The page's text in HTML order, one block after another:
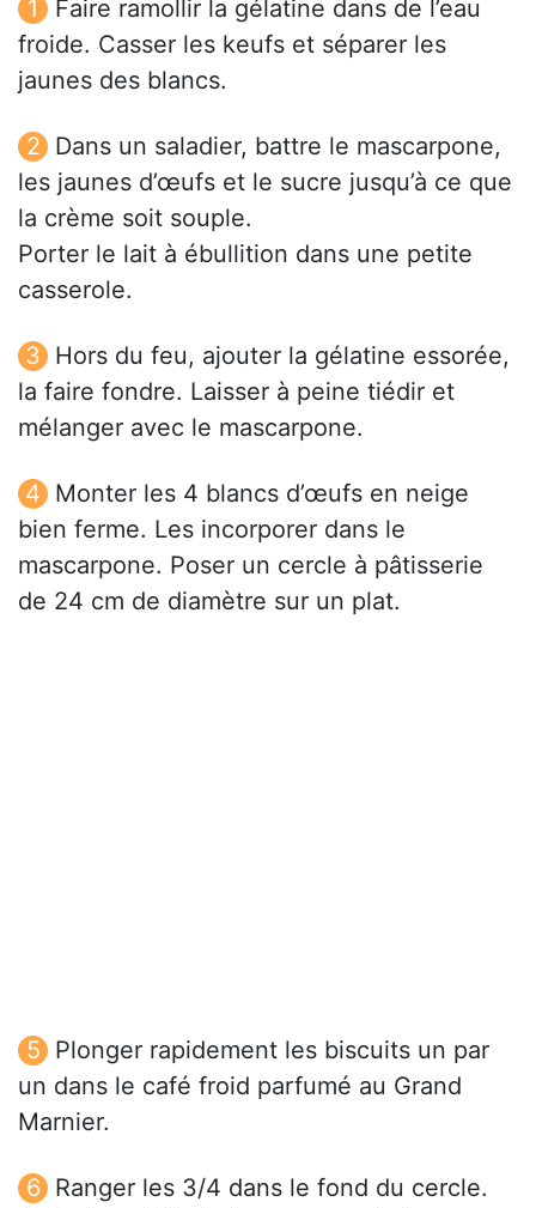
Faire ramollir la gélatine dans de l’eau
froide. Casser les keufs et séparer les
jaunes des blancs.
Dans un saladier, battre le mascarpone,
les jaunes d’œufs et le sucre jusqu’à ce que
la crème soit souple.
Porter le lait à ébullition dans une petite
casserole.
Hors du feu, ajouter la gélatine essorée,
la faire fondre. Laisser à peine tiédir et
mélanger avec le mascarpone.
Monter les 4 blancs d’œufs en neige
bien ferme. Les incorporer dans le
mascarpone. Poser un cercle à pâtisserie
de 24 cm de diamètre sur un plat.
Plonger rapidement les biscuits un par
un dans le café froid parfumé au Grand
Marnier.
Ranger les 3/4 dans le fond du cercle.